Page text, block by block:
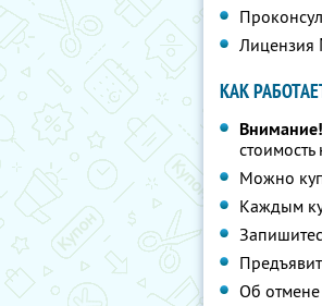
КАК
Внимание!
Можно
Каждым
Об отмене